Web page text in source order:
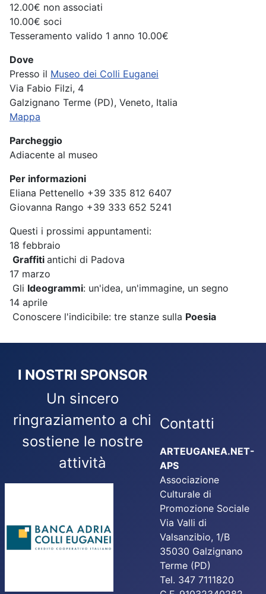
12.00€ non associati
10.00€ soci
Tesseramento valido 1 anno 10.00€
Dove
Presso il Museo dei Colli Euganei
Via Fabio Filzi, 4
Galzignano Terme (PD), Veneto, Italia
Mappa
Parcheggio
Adiacente al museo
Per informazioni
Eliana Pettenello +39 335 812 6407
Giovanna Rango +39 333 652 5241
Questi i prossimi appuntamenti:
18 febbraio
Graffiti antichi di Padova
17 marzo
Gli Ideogrammi: un'idea, un'immagine, un segno
14 aprile
Conoscere l'indicibile: tre stanze sulla Poesia
I NOSTRI SPONSOR
Un sincero
ringraziamento a chi
sostiene le nostre
attività
Contatti
ARTEUGANEA.NET-
APS
Associazione
Culturale di
Promozione Sociale
Via Valli di
Valsanzibio, 1/B
35030 Galzignano
Terme (PD)
Tel. 347 7111820